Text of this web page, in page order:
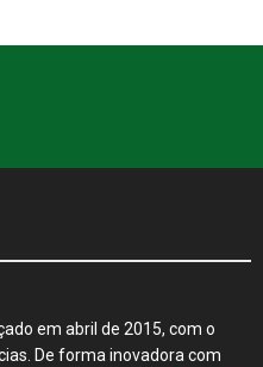
em abril de 2015, com o
De forma inovadora com